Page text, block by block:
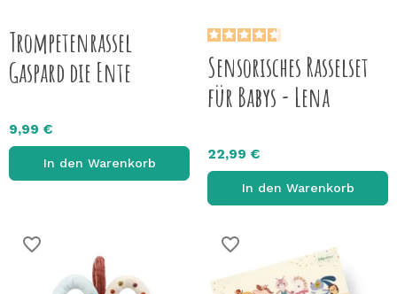
Trompetenrassel
Gaspard die Ente
9,99 €
In den Warenkorb
Sensorisches Rasselset
für Babys - Lena
22,99 €
In den Warenkorb
favorite_border favorite_border